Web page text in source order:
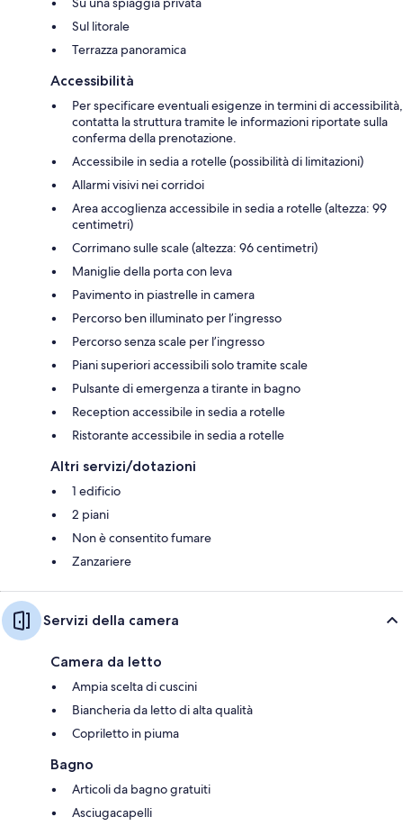
Sul litorale
Terrazza panoramica
Accessibilità
Per specificare eventuali esigenze in termini di accessibilità,
contatta la struttura tramite le informazioni riportate sulla
conferma della prenotazione.
Accessibile in sedia a rotelle (possibilità di limitazioni)
Allarmi visivi nei corridoi
Area accoglienza accessibile in sedia a rotelle (altezza: 99
centimetri)
Corrimano sulle scale (altezza: 96 centimetri)
Maniglie della porta con leva
Pavimento in piastrelle in camera
Percorso ben illuminato per l’ingresso
Percorso senza scale per l’ingresso
Piani superiori accessibili solo tramite scale
Pulsante di emergenza a tirante in bagno
Reception accessibile in sedia a rotelle
Ristorante accessibile in sedia a rotelle
Altri servizi/dotazioni
1 edificio
2 piani
Non è consentito fumare
Zanzariere
Servizi della camera
Camera da letto
Ampia scelta di cuscini
Biancheria da letto di alta qualità
Copriletto in piuma
Bagno
Articoli da bagno gratuiti
Asciugacapelli